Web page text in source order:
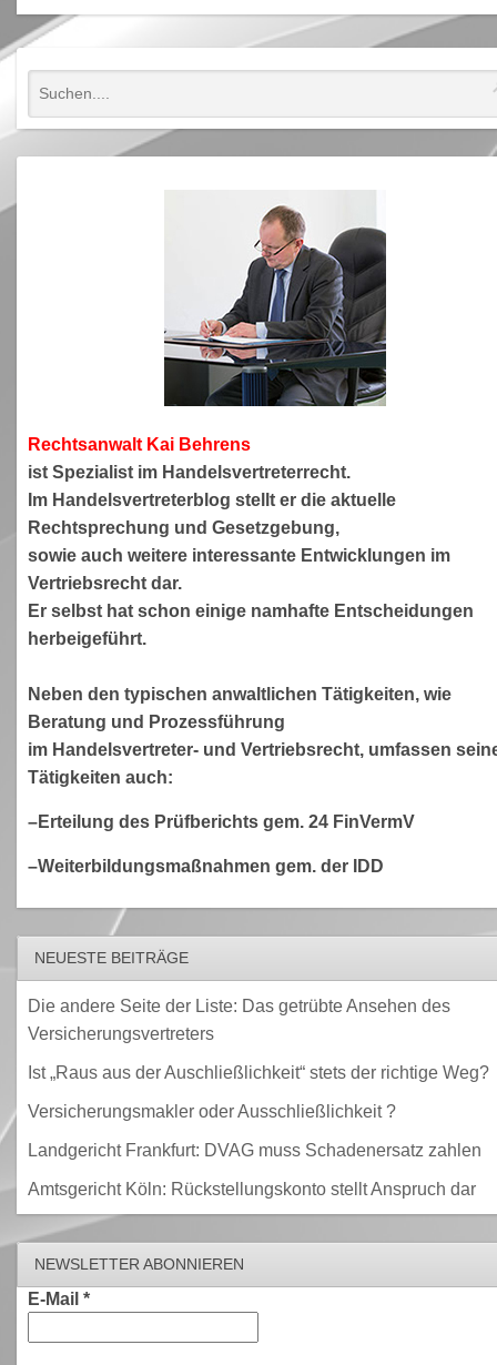
Rechtsanwalt Kai Behrens
ist Spezialist im Handelsvertreterrecht.
Im Handelsvertreterblog stellt er die aktuelle
Rechtsprechung und Gesetzgebung,
sowie auch weitere interessante Entwicklungen im
Vertriebsrecht dar.
Er selbst hat schon einige namhafte Entscheidungen
herbeigeführt.
Neben den typischen anwaltlichen Tätigkeiten, wie
Beratung und Prozessführung
im Handelsvertreter- und Vertriebsrecht, umfassen
Tätigkeiten auch:
–Erteilung des Prüfberichts gem. 24 FinVermV
–Weiterbildungsmaßnahmen gem. der IDD
NEUESTE BEITRÄGE
Die andere Seite der Liste: Das getrübte Ansehen des
Versicherungsvertreters
Ist „Raus aus der Auschließlichkeit“ stets der richtige Weg?
Versicherungsmakler oder Ausschließlichkeit ?
Landgericht Frankfurt: DVAG muss Schadenersatz zahlen
Amtsgericht Köln: Rückstellungskonto stellt Anspruch dar
NEWSLETTER ABONNIEREN
E-Mail *